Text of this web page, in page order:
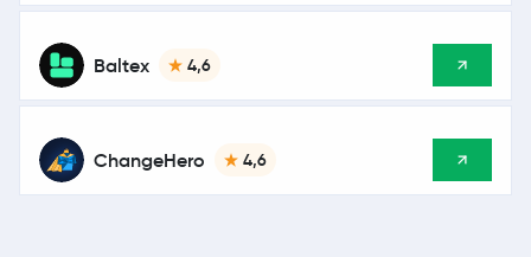
Baltex 4,6
ChangeHero 4,6